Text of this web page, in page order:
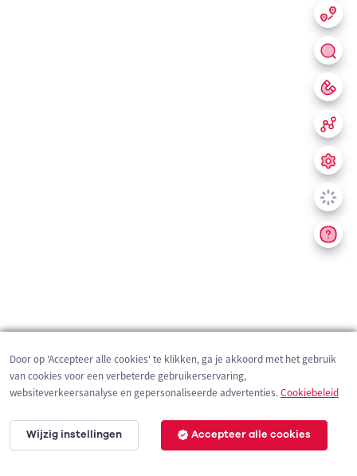
200 m
Door op 'Accepteer alle cookies' te klikken, ga je akkoord met het gebruik
van cookies voor een verbeterde gebruikerservaring,
websiteverkeersanalyse en gepersonaliseerde advertenties.Cookiebeleid
Wijzig instellingen Accepteer alle cookies